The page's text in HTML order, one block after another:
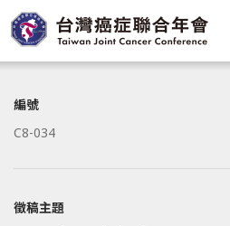
編號
C8-034
徵稿主題